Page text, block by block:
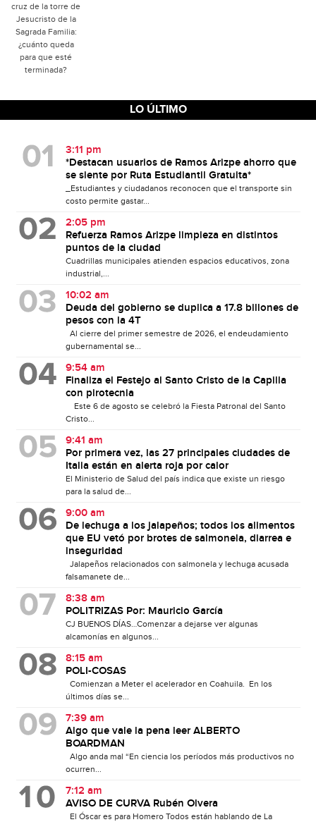
cruz de la torre de
Jesucristo de la
Sagrada Familia:
¿cuánto queda
para que esté
terminada?
LO ÚLTIMO
3:11 pm
*Destacan usuarios de Ramos Arizpe ahorro que
se siente por Ruta Estudiantil Gratuita*
_Estudiantes y ciudadanos reconocen que el transporte sin
costo permite gastar...
2:05 pm
Refuerza Ramos Arizpe limpieza en distintos
puntos de la ciudad
Cuadrillas municipales atienden espacios educativos, zona
industrial,...
10:02 am
Deuda del gobierno se duplica a 17.8 billones de
pesos con la 4T
Al cierre del primer semestre de 2026, el endeudamiento
gubernamental se...
9:54 am
Finaliza el Festejo al Santo Cristo de la Capilla
con pirotecnia
Este 6 de agosto se celebró la Fiesta Patronal del Santo
Cristo...
9:41 am
Por primera vez, las 27 principales ciudades de
Italia están en alerta roja por calor
El Ministerio de Salud del país indica que existe un riesgo
para la salud de...
9:00 am
De lechuga a los jalapeños; todos los alimentos
que EU vetó por brotes de salmonela, diarrea e
inseguridad
Jalapeños relacionados con salmonela y lechuga acusada
falsamanete de...
8:38 am
POLITRIZAS Por: Mauricio García
CJ BUENOS DÍAS…Comenzar a dejarse ver algunas
alcamonías en algunos...
8:15 am
POLI-COSAS
Comienzan a Meter el acelerador en Coahuila. En los
últimos días se...
7:39 am
Algo que vale la pena leer ALBERTO
BOARDMAN
Algo anda mal “En ciencia los períodos más productivos no
ocurren...
7:12 am
AVISO DE CURVA Rubén Olvera
El Óscar es para Homero Todos están hablando de La